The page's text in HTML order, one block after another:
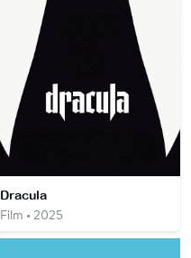
Dracula
Film • 2025